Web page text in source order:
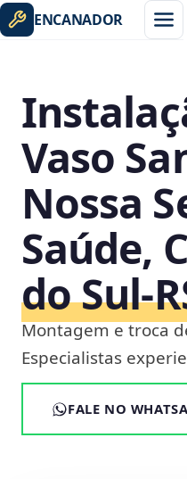
ENCANADOR
Vaso
Nossa
Saúde,
do
Montagem e troca
Especialistas
FALE NO